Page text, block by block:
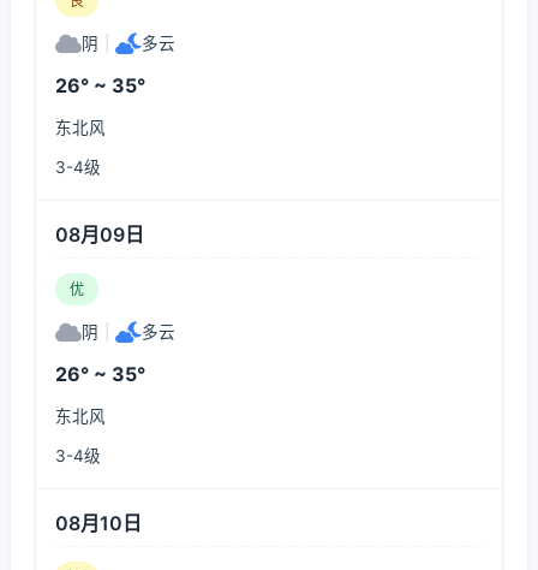
阴 多云
26° ~ 35°
东北风
3-4级
08月09日
优
阴 多云
26° ~ 35°
东北风
3-4级
08月10日